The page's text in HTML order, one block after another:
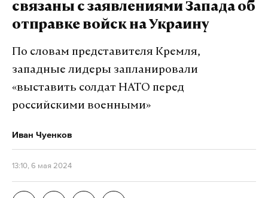
связаны с заявлениями Запада об
отправке войск на Украину
По словам представителя Кремля,
западные лидеры запланировали
«выставить солдат НАТО перед
российскими военными»
Иван Чуенков
13:10, 6 мая 2024